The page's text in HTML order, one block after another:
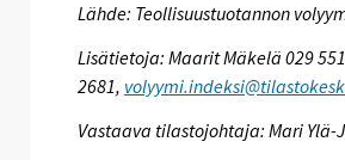
Lähde: Teollisuustuotannon
Lisätietoja: Maarit Mäkelä 029
2681,
Vastaava tilastojohtaja: Mari Ylä-